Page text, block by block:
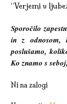
“Verjemi v
Sporočilo
in z odnosom,
poslušamo,
Ko znamo s
Ni na zalogi